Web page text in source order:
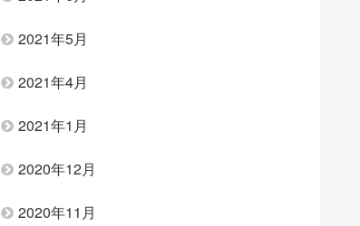
2021年5月
2021年4月
2021年1月
2020年12月
2020年11月